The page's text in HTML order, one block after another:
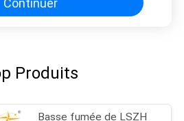
Produits
Basse fumée de LSZH